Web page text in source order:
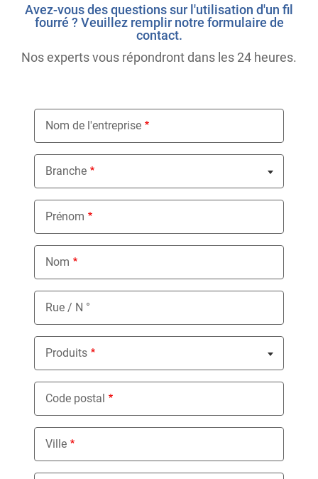
Avez-vous des questions sur l'utilisation d'un fil
fourré ? Veuillez remplir notre formulaire de
contact.
Nos experts vous répondront dans les 24 heures.
Nom de l'entreprise
Branche
Nothing selected
Prénom
Nom
Rue / N °
Produits
Nothing selected
Code postal
Ville